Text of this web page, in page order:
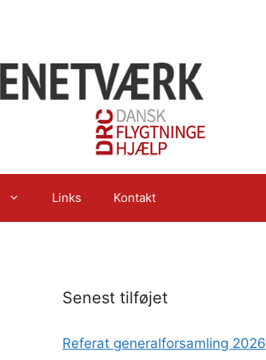
Links Kontakt
Senest tilføjet
Referat generalforsamling 2026